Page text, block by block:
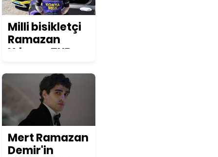
Milli bisikletçi
Ramazan
Yılmaz, TUR
podyum
hedefliyor
Mert Ramazan
Demir'in